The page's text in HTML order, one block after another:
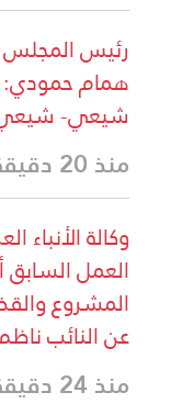
رئيس المجلس
همام حمودي:
شيعي- شيعي
منذ 20 دقيقة
وكالة
العمل
المشروع
عن النائب
منذ 24 دقيقة